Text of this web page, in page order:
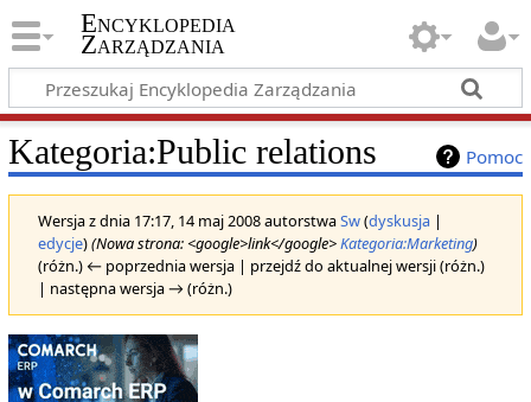
Encyklopedia
Zarządzania
Pomoc
Kategoria:Public relations
Wersja z dnia 17:17, 14 maj 2008 autorstwaSw(dyskusja|
edycje)(Nowa strona: <google>link</google>Kategoria:Marketing)
(różn.) ← poprzednia wersja | przejdź do aktualnej wersji (różn.)
| następna wersja → (różn.)